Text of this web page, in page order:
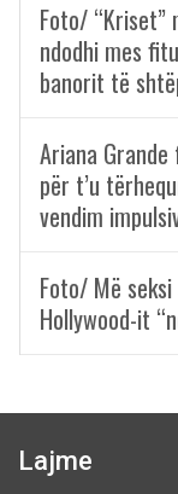
Foto/ “Kriset”
ndodhi mes
banorit të
Ariana
për t’u
vendim
Foto/ Më
Hollywood-it
Lajme